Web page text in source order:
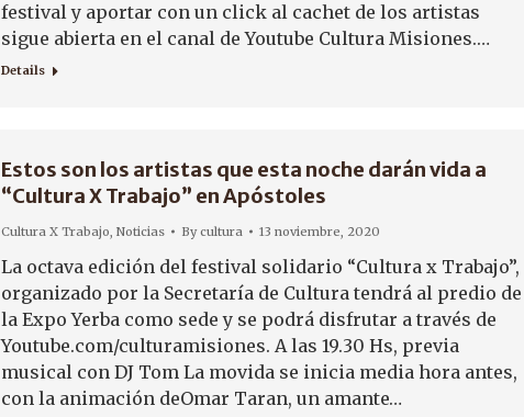
festival y aportar con un click al cachet de los artistas
sigue abierta en el canal de Youtube Cultura Misiones.…
Details
Estos son los artistas que esta noche darán vida a
“Cultura X Trabajo” en Apóstoles
Cultura X Trabajo, Noticias Bycultura 13 noviembre, 2020
La octava edición del festival solidario “Cultura x Trabajo”,
organizado por la Secretaría de Cultura tendrá al predio de
la Expo Yerba como sede y se podrá disfrutar a través de
Youtube.com/culturamisiones. A las 19.30 Hs, previa
musical con DJ Tom La movida se inicia media hora antes,
con la animación deOmar Taran, un amante…